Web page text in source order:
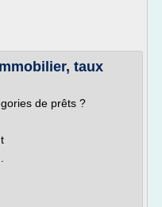
taux
de prêts ?